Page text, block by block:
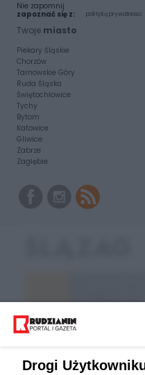
Nie zapomnij
zapoznać się z:
polityką prywatności
Twoje miasto
Piekary Śląskie
Chorzów
Tarnowskie Góry
Ruda Śląska
Świętochłowice
Tychy
Bytom
Katowice
Gliwice
Zabrze
Zagłębie
Drogi